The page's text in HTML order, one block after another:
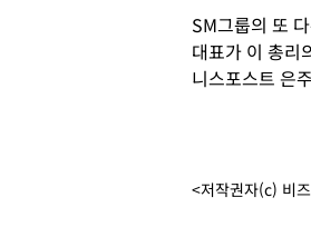
SM그룹의 또
대표가 이 총리
니스포스트 은
<저작권자(c) 비